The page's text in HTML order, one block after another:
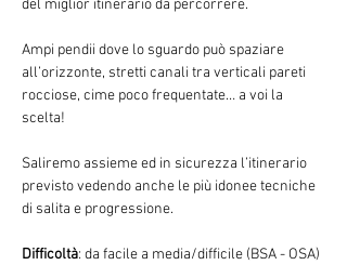
del miglior itinerario da percorrere.
Ampi pendii dove lo sguardo può spaziare
all’orizzonte, stretti canali tra verticali pareti
rocciose, cime poco frequentate… a voi la
scelta!
Saliremo assieme ed in sicurezza l’itinerario
previsto vedendo anche le più idonee tecniche
di salita e progressione.
Difficoltà: da facile a media/difficile (BSA - OSA)